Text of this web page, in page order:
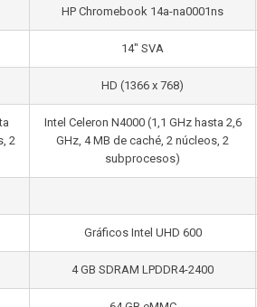
HP Chromebook 14a-na0001ns
14″ SVA
HD (1366 x 768)
2
Intel Celeron N4000 (1,1 GHz hasta 2,6
GHz, 4 MB de caché, 2 núcleos, 2
subprocesos)
Gráficos Intel UHD 600
4 GB SDRAM LPDDR4-2400